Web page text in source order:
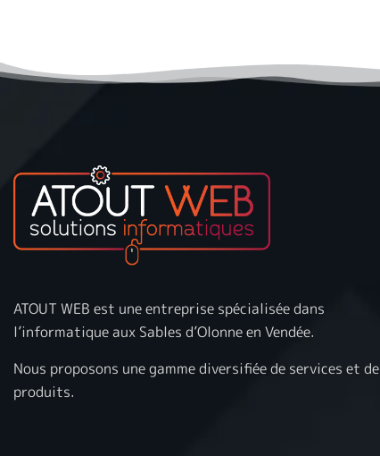
ATOUT WEB est une entreprise spécialisée dans
l’informatique aux Sables d’Olonne en Vendée.
Nous proposons une gamme diversifiée de services et de
produits.